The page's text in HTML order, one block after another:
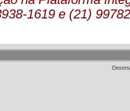
1619 e (21)